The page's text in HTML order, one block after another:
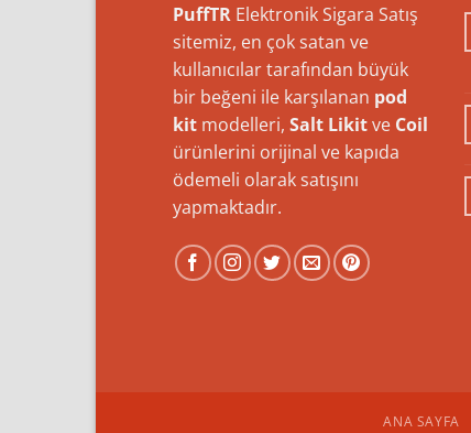
PuffTR Elektronik Sigara Satış
sitemiz, en çok satan ve
kullanıcılar tarafından büyük
bir beğeni ile karşılanan pod
kit modelleri, Salt Likitve Coil
ürünlerini orijinal ve kapıda
ödemeli olarak satışını
yapmaktadır.
ANA SAYFA